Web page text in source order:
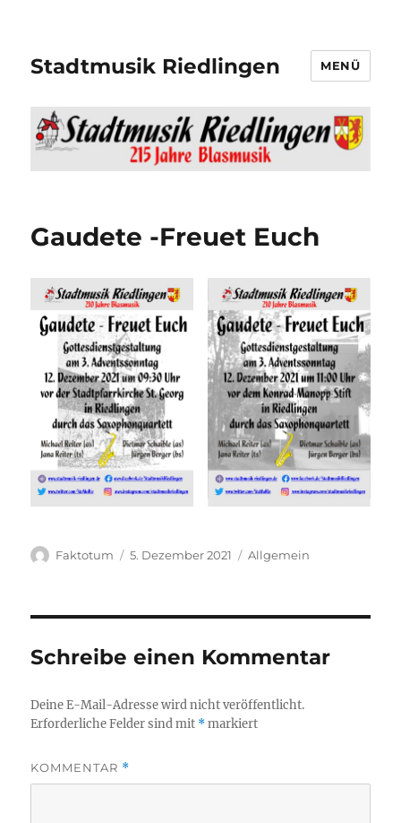
Stadtmusik Riedlingen MENÜ
Gaudete -Freuet Euch
Autor
Faktotum
Veröffentlicht
5. Dezember 2021 Kategorien
Allgemein
Schreibe einen Kommentar
Deine E-Mail-Adresse wird nicht veröffentlicht.
Erforderliche Felder sind mit *markiert
KOMMENTAR *